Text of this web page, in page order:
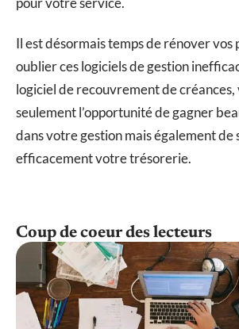
Il est désormais temps de rénover vos
oublier ces logiciels de gestion
logiciel de recouvrement de créances,
seulement l’opportunité de gagner
dans votre gestion mais également de
efficacement votre trésorerie.
Coup de coeur des lecteurs